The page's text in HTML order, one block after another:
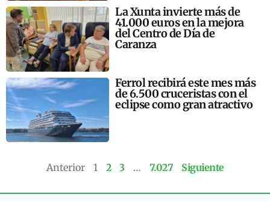
La Xunta invierte más de
41.000 euros en la mejora
del Centro de Día de
Caranza
Ferrol recibirá este mes más
de 6.500 cruceristas con el
eclipse como gran atractivo
Anterior 1 2 3 … 7.027 Siguiente